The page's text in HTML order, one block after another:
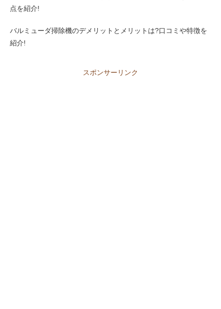
点を紹介!
バルミューダ掃除機のデメリットとメリットは?口コミや特徴を
紹介!
スポンサーリンク